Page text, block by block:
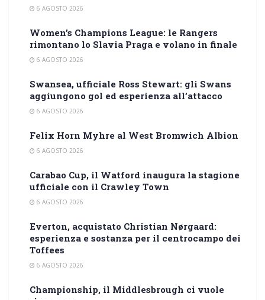
6 AGOSTO 2026
Women’s Champions League: le Rangers
rimontano lo Slavia Praga e volano in finale
6 AGOSTO 2026
Swansea, ufficiale Ross Stewart: gli Swans
aggiungono gol ed esperienza all’attacco
6 AGOSTO 2026
Felix Horn Myhre al West Bromwich Albion
6 AGOSTO 2026
Carabao Cup, il Watford inaugura la stagione
ufficiale con il Crawley Town
6 AGOSTO 2026
Everton, acquistato Christian Nørgaard:
esperienza e sostanza per il centrocampo dei
Toffees
6 AGOSTO 2026
Championship, il Middlesbrough ci vuole